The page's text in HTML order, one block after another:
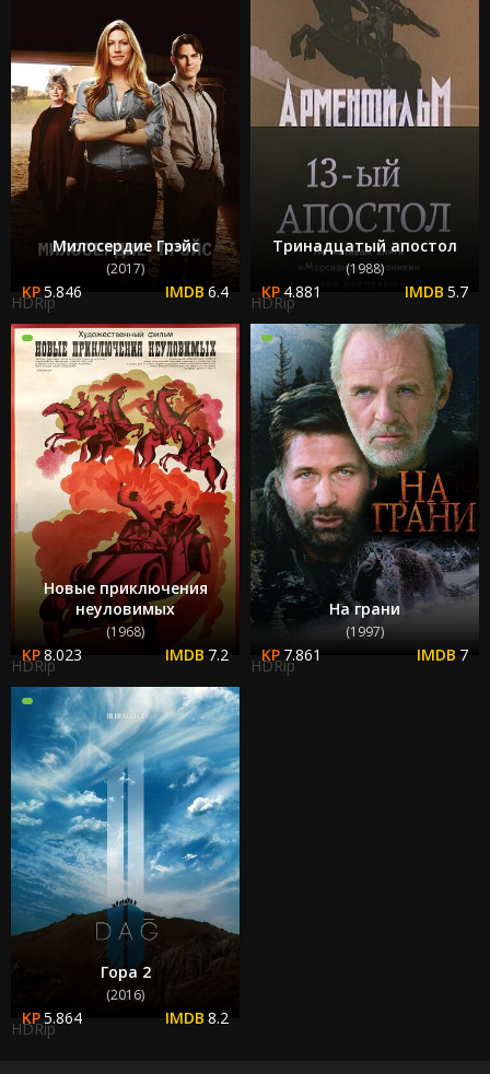
Милосердие Грэйс
(2017)
5.846 6.4
HDRip
Тринадцатый апостол
(1988)
4.881 5.7
HDRip
Новые приключения
неуловимых
(1968)
8.023 7.2
HDRip
На грани
(1997)
7.861 7
HDRip
Гора 2
(2016)
5.864 8.2
HDRip